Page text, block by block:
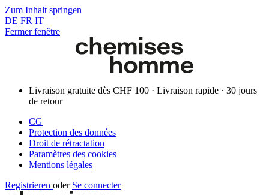
Zum Inhalt springen
DE FR IT
Fermer fenêtre
Livraison gratuite dès CHF 100 · Livraison rapide · 30 jours
de retour
CG
Protection des données
Droit de rétractation
Paramètres des cookies
Mentions légales
Registrieren oder Se connecter